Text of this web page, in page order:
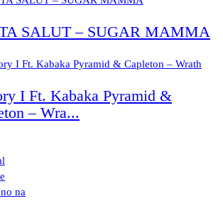
SALUT – SUGAR MAMMA
I Ft. Kabaka Pyramid &
– Wra...
na